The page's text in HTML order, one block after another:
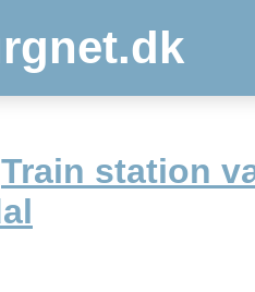
Train station